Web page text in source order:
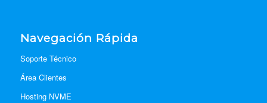
Navegación Rápida
Soporte Técnico
Área Clientes
Hosting NVME